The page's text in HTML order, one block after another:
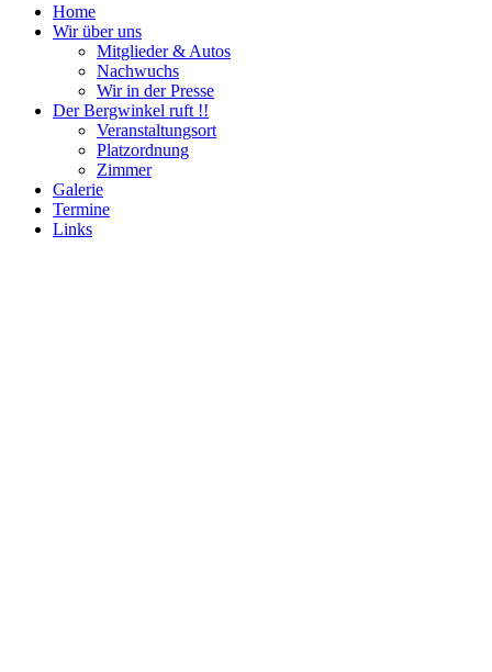
Home
Wir über uns
Mitglieder & Autos
Nachwuchs
Wir in der Presse
Der Bergwinkel ruft !!
Veranstaltungsort
Platzordnung
Zimmer
Galerie
Termine
Links